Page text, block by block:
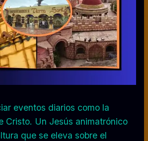
eventos diarios como la
Cristo. Un Jesús animatrónico
que se eleva sobre el